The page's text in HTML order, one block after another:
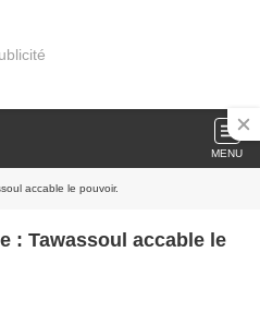
MENU
accable le pouvoir.
: Tawassoul accable le